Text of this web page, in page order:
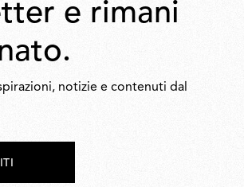
e rimani
notizie e contenuti dal